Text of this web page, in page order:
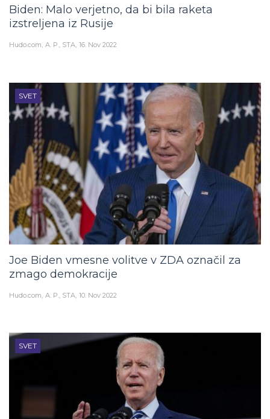
Biden: Malo verjetno, da bi bila raketa
izstreljena iz Rusije
Hudo.com A. P., STA 16. Nov 2022
SVET
Joe Biden vmesne volitve v ZDA označil za
zmago demokracije
Hudo.com A. P., STA 10. Nov 2022
SVET